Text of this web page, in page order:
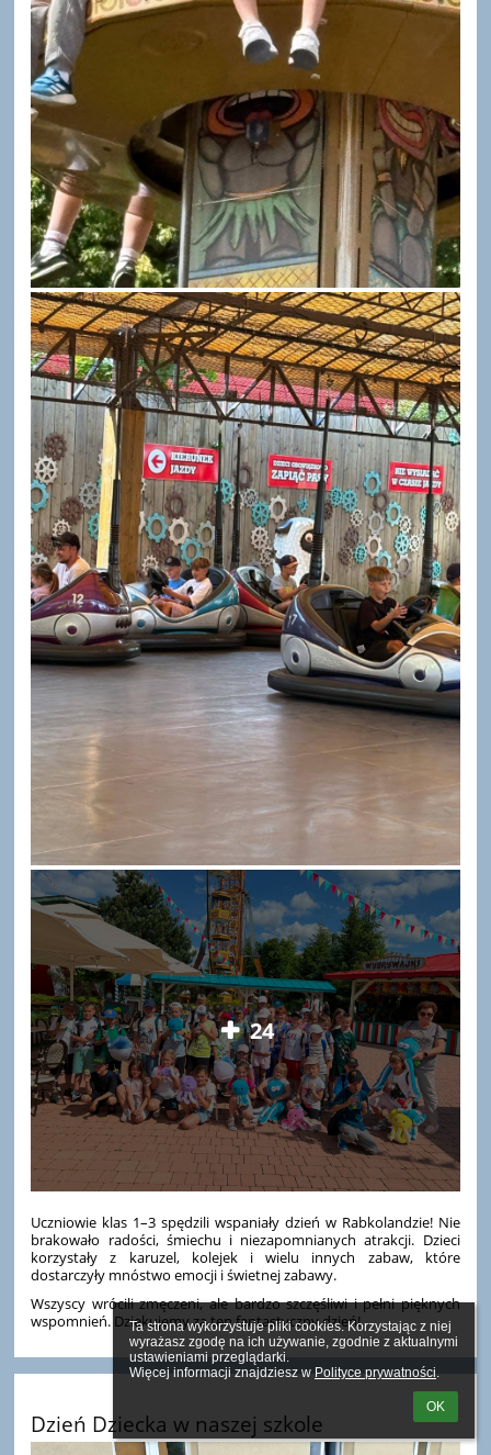
Ta strona wykorzystuje pliki cookies. Korzystając z niej
wyrażasz zgodę na ich używanie, zgodnie z aktualnymi
ustawieniami przeglądarki.
Więcej informacji znajdziesz w Polityce prywatności.
OK
24
Uczniowie klas 1–3 spędzili wspaniały dzień w Rabkolandzie! Nie
brakowało radości, śmiechu i niezapomnianych atrakcji. Dzieci
korzystały z karuzel, kolejek i wielu innych zabaw, które
dostarczyły mnóstwo emocji i świetnej zabawy.
Wszyscy wrócili zmęczeni, ale bardzo szczęśliwi i pełni pięknych
wspomnień. Dziękujemy za ten fantastyczny dzień!
Dzień Dziecka w naszej szkole